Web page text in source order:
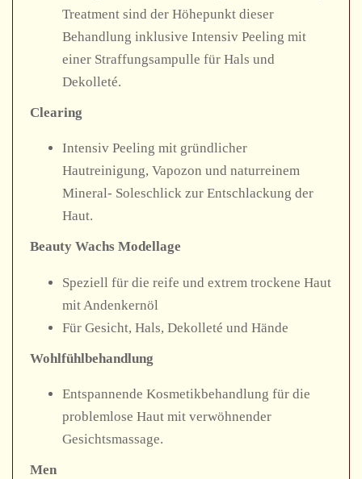
Treatment sind der Höhepunkt dieser
Behandlung inklusive Intensiv Peeling mit
einer Straffungsampulle für Hals und
Dekolleté.
Clearing
Intensiv Peeling mit gründlicher
Hautreinigung, Vapozon und naturreinem
Mineral- Soleschlick zur Entschlackung der
Haut.
Beauty Wachs Modellage
Speziell für die reife und extrem trockene Haut
mit Andenkernöl
Für Gesicht, Hals, Dekolleté und Hände
Wohlfühlbehandlung
Entspannende Kosmetikbehandlung für die
problemlose Haut mit verwöhnender
Gesichtsmassage.
Men